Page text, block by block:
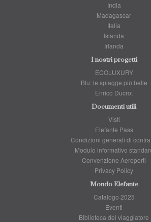
India
Madagascar
Italia
Islanda
Irlanda
I nostri progetti
ECOLUXURY
Blu: le spiagge più belle
Enrico Ducrot
Documenti utili
Visti
Elefante Pass
Condizioni generali di
Modulo informativo
Convenzione Aeroporti
Privacy Policy
Mondo Elefante
Catalogo 2025
Eventi
Biblioteca del viaggiatore